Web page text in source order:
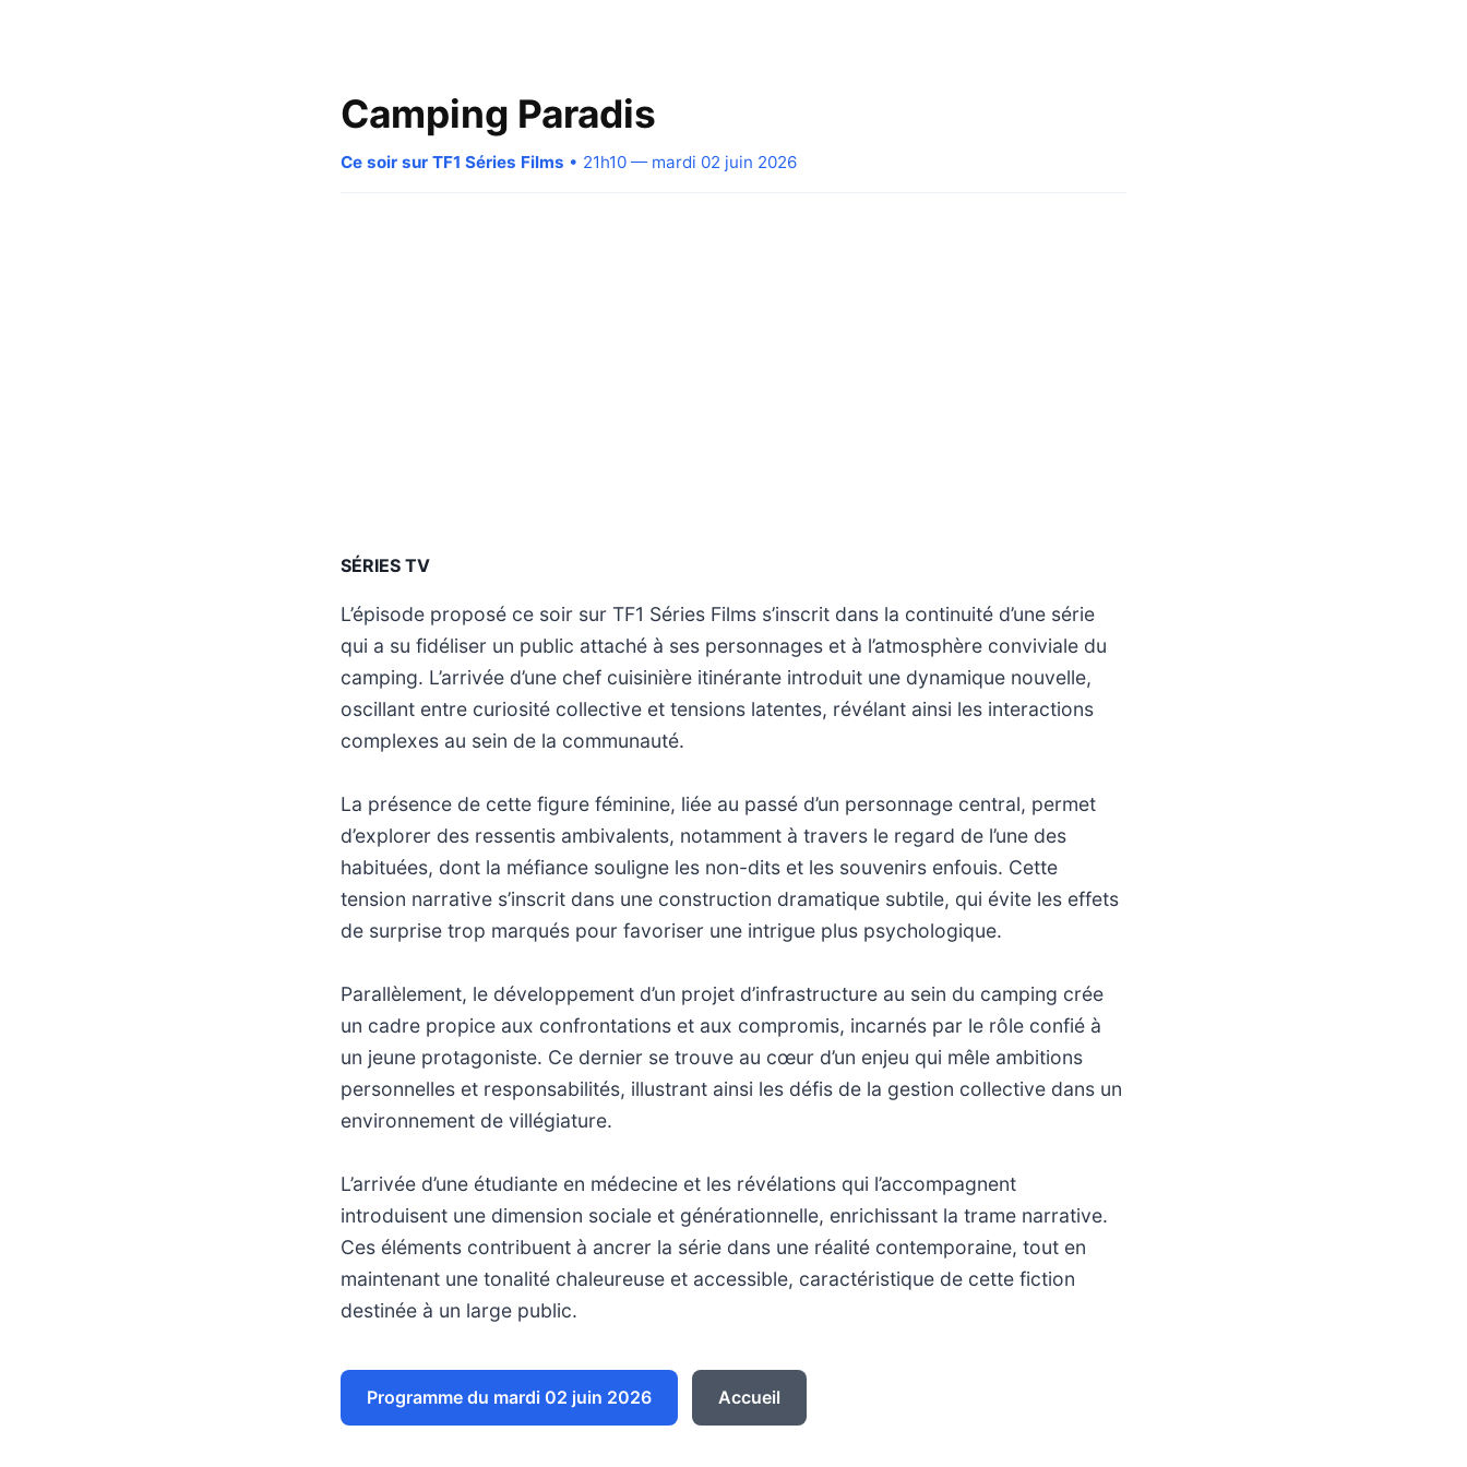
Camping Paradis
Ce soir sur TF1 Séries Films • 21h10 — mardi 02 juin 2026
SÉRIES TV
L’épisode proposé ce soir sur TF1 Séries Films s’inscrit dans la continuité d’une série
qui a su fidéliser un public attaché à ses personnages et à l’atmosphère conviviale du
camping. L’arrivée d’une chef cuisinière itinérante introduit une dynamique nouvelle,
oscillant entre curiosité collective et tensions latentes, révélant ainsi les interactions
complexes au sein de la communauté.
La présence de cette figure féminine, liée au passé d’un personnage central, permet
d’explorer des ressentis ambivalents, notamment à travers le regard de l’une des
habituées, dont la méfiance souligne les non-dits et les souvenirs enfouis. Cette
tension narrative s’inscrit dans une construction dramatique subtile, qui évite les effets
de surprise trop marqués pour favoriser une intrigue plus psychologique.
Parallèlement, le développement d’un projet d’infrastructure au sein du camping crée
un cadre propice aux confrontations et aux compromis, incarnés par le rôle confié à
un jeune protagoniste. Ce dernier se trouve au cœur d’un enjeu qui mêle ambitions
personnelles et responsabilités, illustrant ainsi les défis de la gestion collective dans un
environnement de villégiature.
L’arrivée d’une étudiante en médecine et les révélations qui l’accompagnent
introduisent une dimension sociale et générationnelle, enrichissant la trame narrative.
Ces éléments contribuent à ancrer la série dans une réalité contemporaine, tout en
maintenant une tonalité chaleureuse et accessible, caractéristique de cette fiction
destinée à un large public.
Programme du mardi 02 juin 2026 Accueil